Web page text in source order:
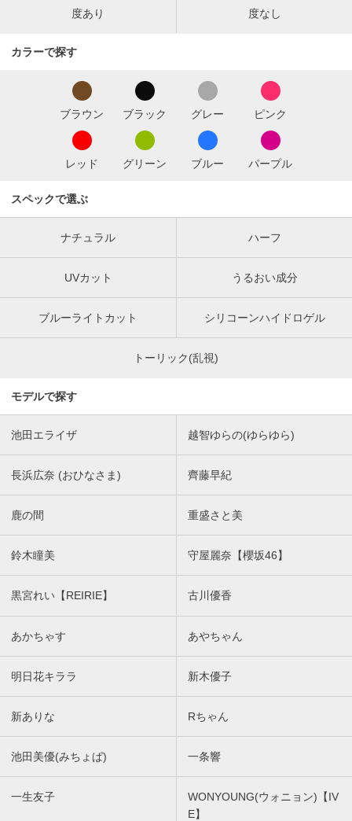
度あり 度なし
カラーで探す
ブラウン ブラック グレー ピンク
レッド グリーン ブルー パープル
スペックで選ぶ
ナチュラル ハーフ
UVカット うるおい成分
ブルーライトカット シリコーンハイドロゲル
トーリック(乱視)
モデルで探す
池田エライザ 越智ゆらの(ゆらゆら)
長浜広奈 (おひなさま) 齊藤早紀
鹿の間 重盛さと美
鈴木瞳美 守屋麗奈【櫻坂46】
黒宮れい【REIRIE】 古川優香
あかちゃす あやちゃん
明日花キララ 新木優子
新ありな Rちゃん
池田美優(みちょぱ) 一条響
一生友子
WONYOUNG(ウォニョン)【IV
E】